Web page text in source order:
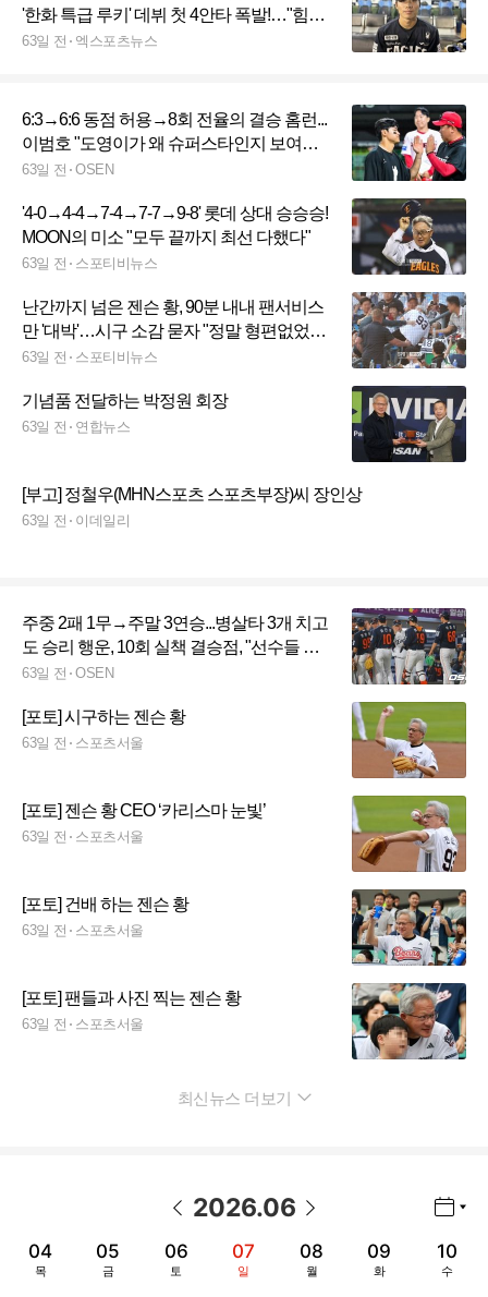
'한화 특급 루키' 데뷔 첫 4안타 폭발!…"힘든
시간이었지만, 언젠가 기회 올 걸 알아" [부
63일 전 엑스포츠뉴스
6:3→6:6 동점 허용→8회 전율의 결승 홈런...
이범호 "도영이가 왜 슈퍼스타인지 보여주
었다" [오!쎈 광주]
63일 전 OSEN
'4-0→4-4→7-4→7-7→9-8' 롯데 상대 승승승!
MOON의 미소 "모두 끝까지 최선 다했다"
63일 전 스포티비뉴스
난간까지 넘은 젠슨 황, 90분 내내 팬서비스
만 '대박'…시구 소감 묻자 "정말 형편없었
죠"
63일 전 스포티비뉴스
기념품 전달하는 박정원 회장
63일 전 연합뉴스
[부고] 정철우(MHN스포츠 스포츠부장)씨 장인상
63일 전 이데일리
주중 2패 1무→주말 3연승...병살타 3개 치고
도 승리 행운, 10회 실책 결승점, "선수들 끝
까지 최선 다했다" [오!쎈 부산]
63일 전 OSEN
[포토] 시구하는 젠슨 황
63일 전 스포츠서울
[포토] 젠슨 황 CEO ‘카리스마 눈빛’
63일 전 스포츠서울
[포토] 건배 하는 젠슨 황
63일 전 스포츠서울
[포토] 팬들과 사진 찍는 젠슨 황
63일 전 스포츠서울
최신뉴스 더보기
2026.06
04
목
05
금
06
토
07
일
08
월
09
화
10
수